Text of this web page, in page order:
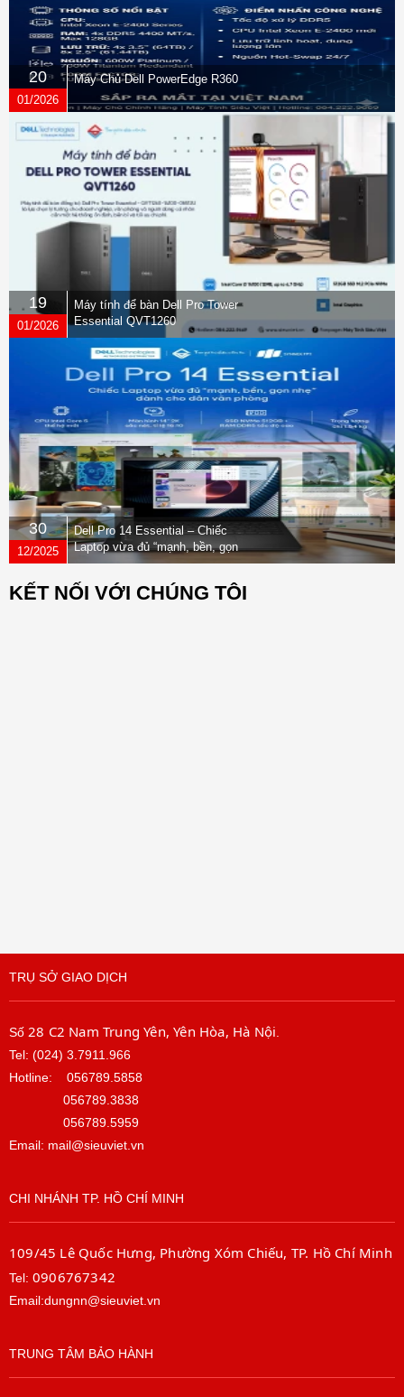
20
01/2026
Máy Chủ Dell PowerEdge R360
19
01/2026
Máy tính để bàn Dell Pro Tower
Essential QVT1260
30
12/2025
Dell Pro 14 Essential – Chiếc
Laptop vừa đủ “mạnh, bền, gọn
nhẹ” dành cho dân văn phòng
KẾT NỐI VỚI CHÚNG TÔI
TRỤ SỞ GIAO DỊCH
Số 28 C2 Nam Trung Yên, Yên Hòa, Hà Nội
Tel: (024) 3.7911.966
Hotline: 056789.5858
056789.3838
056789.5959
Email: mail@sieuviet.vn
CHI NHÁNH TP. HỒ CHÍ MINH
109/45 Lê Quốc Hưng, Phường Xóm Chiếu, TP. Hồ Chí Minh
Tel: 0906767342
Email:dungnn@sieuviet.vn
TRUNG TÂM BẢO HÀNH